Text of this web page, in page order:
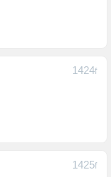
1424F
1425F